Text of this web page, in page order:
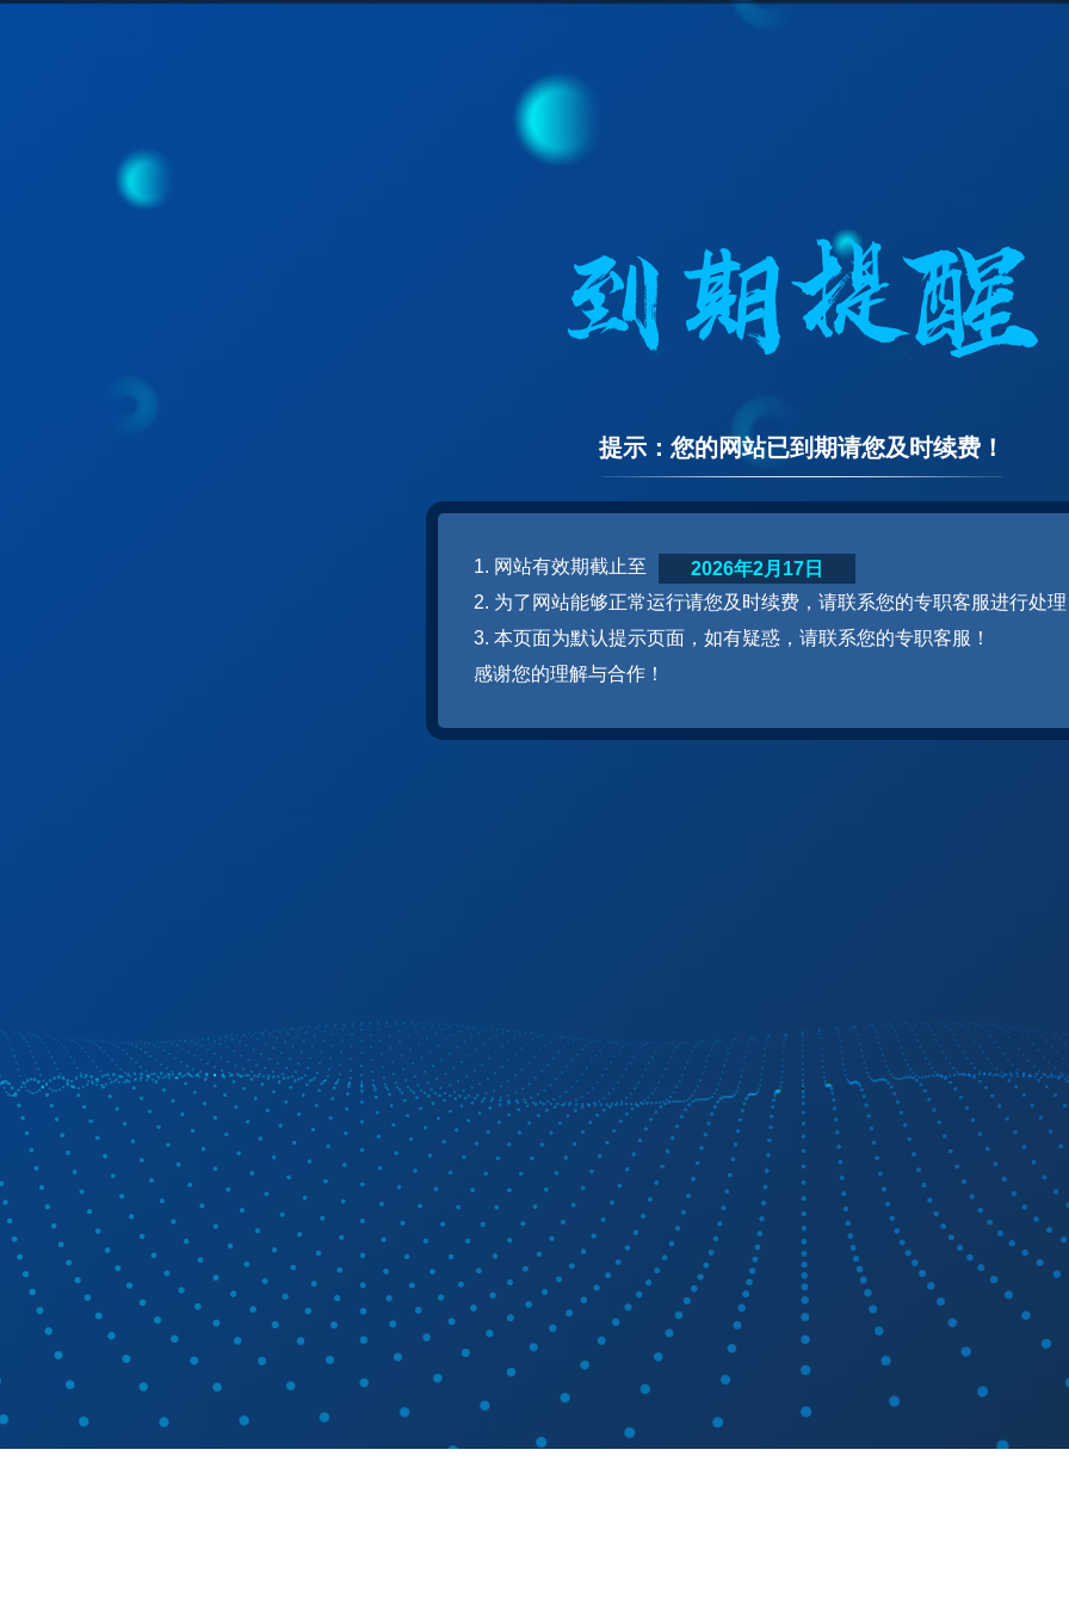
提示：您的网站已到期请您及时续费！
1. 网站有效期截止至
2. 为了网站能够正常运行请您及时续费，请联系您的专职客服进行处
3. 本页面为默认提示页面，如有疑惑，请联系您的专职客服！
感谢您的理解与合作！
2026年2月17日